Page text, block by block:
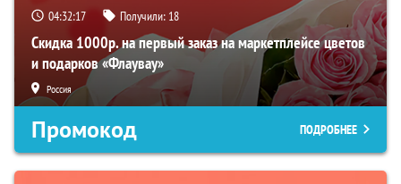
04:32:16 Получили: 18
Скидка 1000р. на первый заказ на маркетплейсе цветов
и подарков «Флаувау»
Россия
Промокод ПОДРОБНЕЕ